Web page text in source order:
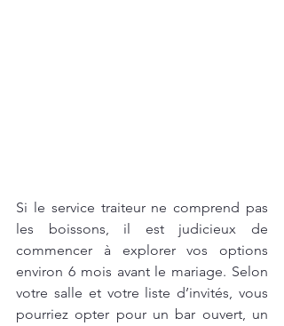
Si le service traiteur ne comprend pas
les boissons, il est judicieux de
commencer à explorer vos options
environ 6 mois avant le mariage. Selon
votre salle et votre liste d’invités, vous
pourriez opter pour un bar ouvert, un